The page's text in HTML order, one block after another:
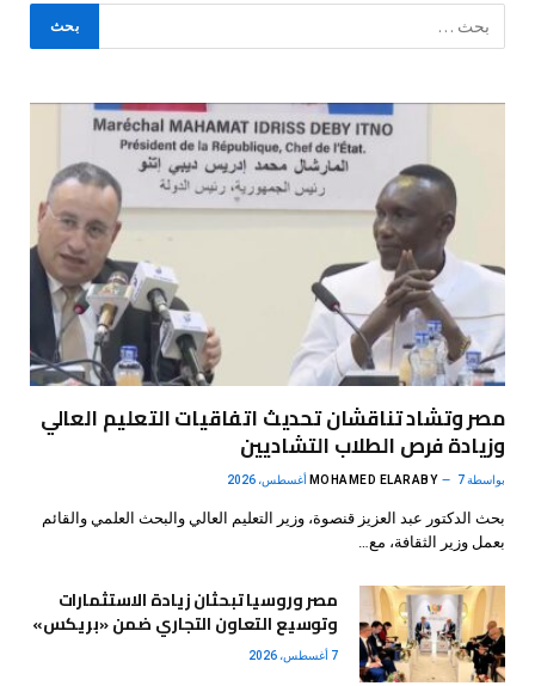
مصر وتشاد تناقشان تحديث اتفاقيات التعليم العالي
وزيادة فرص الطلاب التشاديين
بواسطة MOHAMED ELARABY 7 أغسطس، 2026
بحث الدكتور عبد العزيز قنصوة، وزير التعليم العالي والبحث العلمي والقائم
بعمل وزير الثقافة، مع…
مصر وروسيا تبحثان زيادة الاستثمارات
وتوسيع التعاون التجاري ضمن «بريكس»
7 أغسطس، 2026